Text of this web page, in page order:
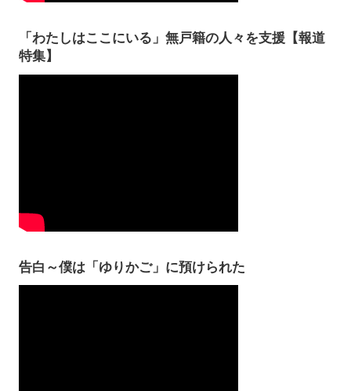
「わたしはここにいる」無戸籍の人々を支援【報道
特集】
告白～僕は「ゆりかご」に預けられた